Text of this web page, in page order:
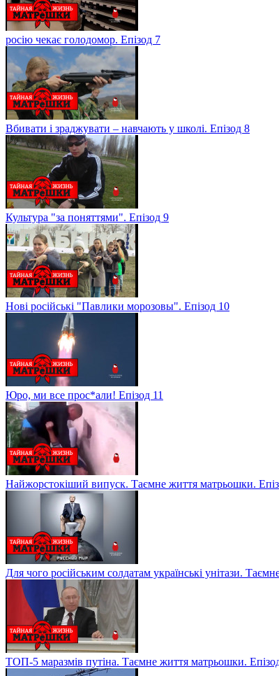
росію чекає голодомор. Епізод 7
Вбивати і зраджувати – навчають у школі. Епізод 8
Культура "за поняттями". Епізод 9
Нові російські "Павлики морозовы". Епізод 10
Юро, ми все прос*али! Епізод 11
Найжорстокіший випуск. Таємне життя матрьошки.
Для чого російським солдатам українські унітази.
ТОП-5 маразмів путіна. Таємне життя матрьошки.